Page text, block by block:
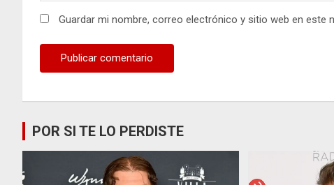
Guardar mi nombre, correo electrónico y sitio web en este
POR SI TE LO PERDISTE